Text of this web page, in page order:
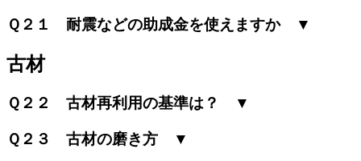
Ｑ２１ 耐震などの助成金を使えますか ▼
古材
Ｑ２２ 古材再利用の基準は？ ▼
Ｑ２３ 古材の磨き方 ▼